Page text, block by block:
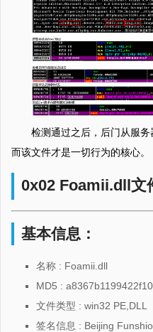
检测通过之后，后门从服
而该文件才是一切行为的核心。
0x02 Foamii.dll文
基本信息：
名称 : Foamii.dll
MD5 :
文件类型 : win32 PE,DLL
签名信息 : Beijing